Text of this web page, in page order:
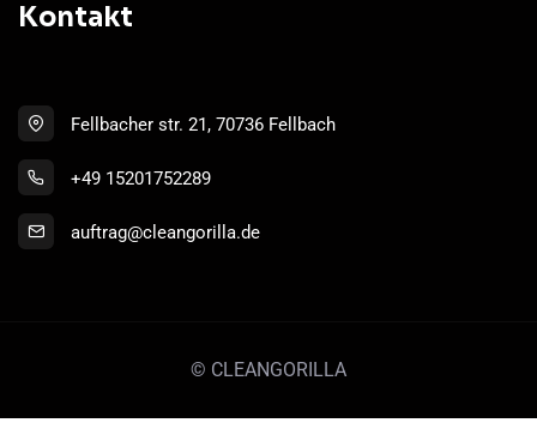
Kontakt
Fellbacher str. 21, 70736 Fellbach
+49 15201752289
auftrag@cleangorilla.de
© CLEANGORILLA